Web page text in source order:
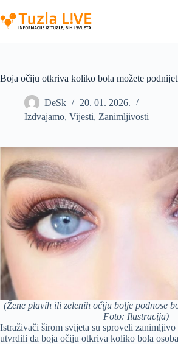
to
content
Boja očiju otkriva koliko bola možete
DeSk
20. 01. 2026.
Izdvajamo, Vijesti, Zanimljivosti
(Žene plavih ili zelenih očiju bolje podnose
Foto: Ilustracija)
Istraživači širom svijeta su sproveli
utvrdili da boja očiju otkriva koliko bola